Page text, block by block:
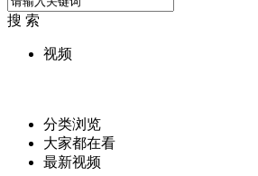
搜 索
视频
分类浏览
大家都在看
最新视频